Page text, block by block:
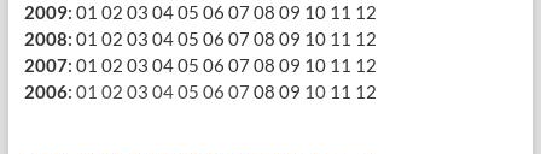
2009: 01 02 03 0405 06 07 08 09 10 11 12
2008: 01 02 03 0405 06 07 08 09 10 11 12
2007: 01 02 03 0405 06 07 08 09 10 11 12
2006: 01 02 03 0405 06 07 08 09 10 11 12